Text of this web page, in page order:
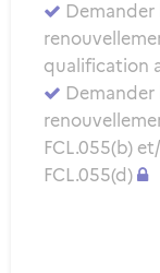
qualification
FCL.055(b)
FCL.055(d)